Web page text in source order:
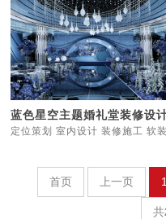
蓝色星空主题婚礼堂装修设
首页 上一页 1
共